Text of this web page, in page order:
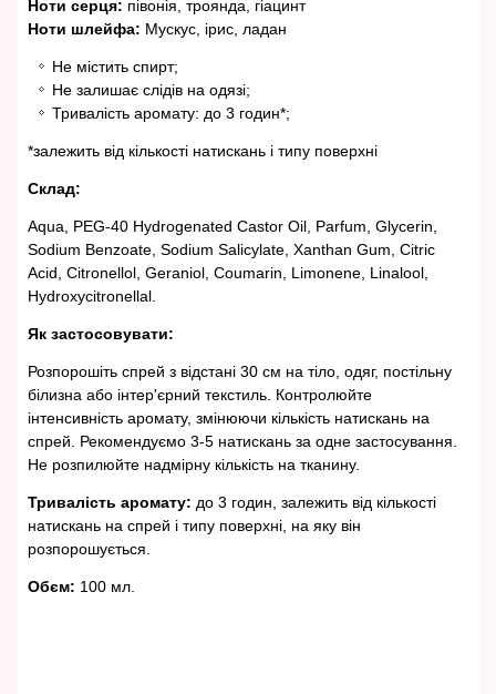
Ноти серця: півонія, троянда, гіацинт
Ноти шлейфа: Мускус, ірис, ладан
Не містить спирт;
Не залишає слідів на одязі;
Тривалість аромату: до 3 годин*;
*залежить від кількості натискань і типу поверхні
Склад:
Aqua, PEG-40 Hydrogenated Castor Oil, Parfum, Glycerin,
Sodium Benzoate, Sodium Salicylate, Xanthan Gum, Citric
Acid, Citronellol, Geraniol, Coumarin, Limonene, Linalool,
Hydroxycitronellal.
Як застосовувати:
Розпорошіть спрей з відстані 30 см на тіло, одяг, постільну
білизна або інтер'єрний текстиль. Контролюйте
інтенсивність аромату, змінюючи кількість натискань на
спрей. Рекомендуємо 3-5 натискань за одне застосування.
Не розпилюйте надмірну кількість на тканину.
Тривалість аромату: до 3 годин, залежить від кількості
натискань на спрей і типу поверхні, на яку він
розпорошується.
Обєм: 100 мл.